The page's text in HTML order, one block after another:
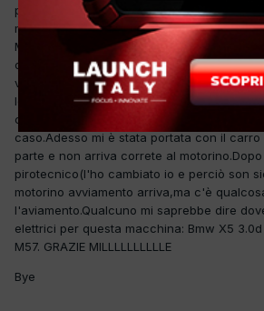
piuttosto grave è stato sostituito il
motore.Questi è collegato al resto
MODULO LUCI posta sotto il quadro fusibili
oggetti nell'abitacolo lato dx.Per far
viene fornita senza connettori che
le posizioni e colore cavi dei vecchi.ORA,il
chei fili sono fili e i posti sono posti e perciò
caso.Adesso mi è stata portata con il
parte e non arriva correte al
pirotecnico(l'ho cambiato io e perciò son
motorino avviamento arriva,ma c'è
l'aviamento.Qualcuno mi saprebbe dire
elettrici per questa macchina: Bmw X5
M57. GRAZIE MILLLLLLLLLLE
Bye